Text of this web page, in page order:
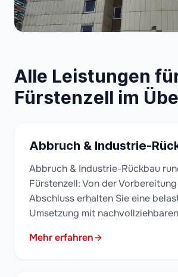
Alle Leistungen
Fürstenzell im
Abbruch & Industrie-
Abbruch & Industrie-Rückbau
Fürstenzell: Von der
Abschluss erhalten Sie eine
Umsetzung mit
Mehr erfahren